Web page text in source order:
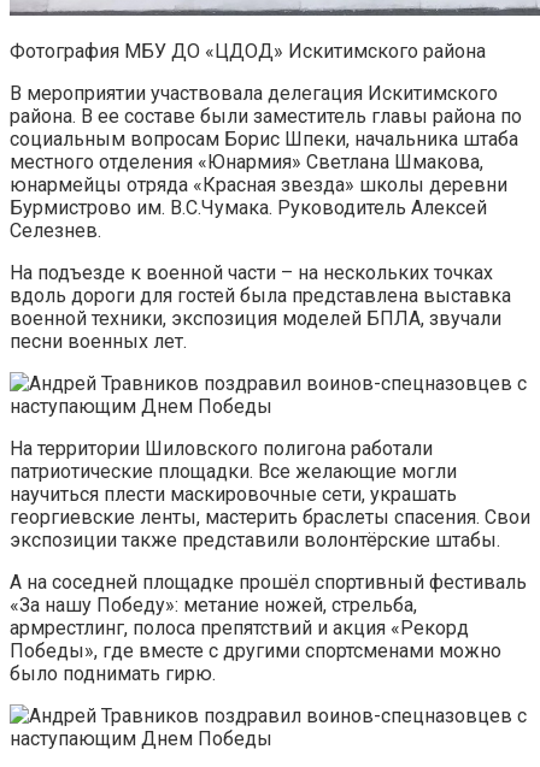
Фотография МБУ ДО «ЦДОД» Искитимского района
В мероприятии участвовала делегация Искитимского
района. В ее составе были заместитель главы района по
социальным вопросам Борис Шпеки, начальника штаба
местного отделения «Юнармия» Светлана Шмакова,
юнармейцы отряда «Красная звезда» школы деревни
Бурмистрово им. В.С.Чумака. Руководитель Алексей
Селезнев.
На подъезде к военной части – на нескольких точках
вдоль дороги для гостей была представлена выставка
военной техники, экспозиция моделей БПЛА, звучали
песни военных лет.
На территории Шиловского полигона работали
патриотические площадки. Все желающие могли
научиться плести маскировочные сети, украшать
георгиевские ленты, мастерить браслеты спасения. Свои
экспозиции также представили волонтёрские штабы.
А на соседней площадке прошёл спортивный фестиваль
«За нашу Победу»: метание ножей, стрельба,
армрестлинг, полоса препятствий и акция «Рекорд
Победы», где вместе с другими спортсменами можно
было поднимать гирю.